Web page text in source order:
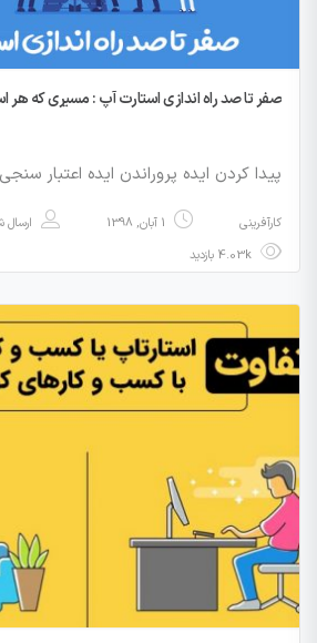
صفر تا صد راه اندازی استارت آپ : مسیری که
پیدا کردن ایده پروراندن ایده اعتبار
کارآفرینی 1 آبان, 1398